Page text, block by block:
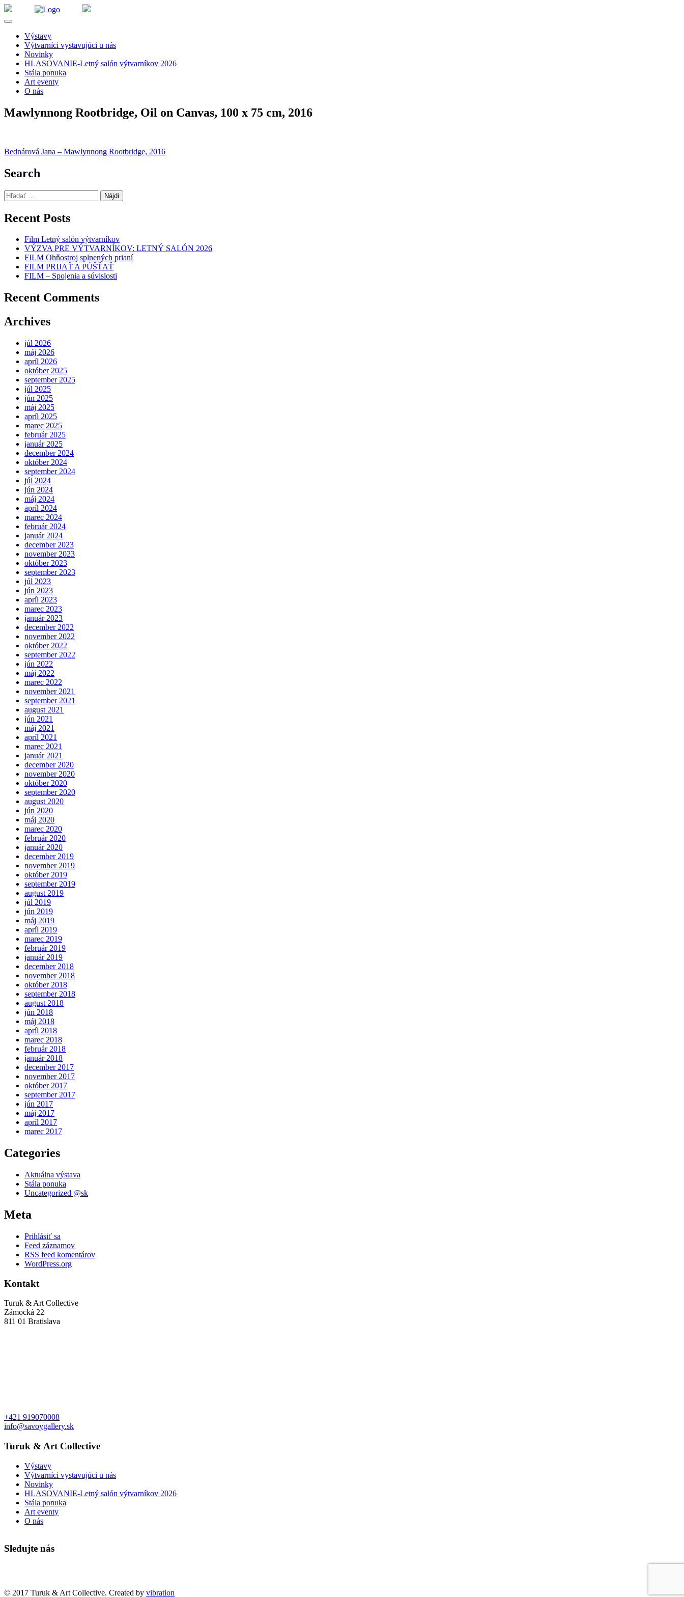
Výstavy
Výtvarníci vystavujúci u nás
Novinky
HLASOVANIE-Letný salón výtvarníkov 2026
Stála ponuka
Art eventy
O nás
Mawlynnong Rootbridge, Oil on Canvas, 100 x 75 cm, 2016
Navigácia
v
článku
Bednárová Jana – Mawlynnong Rootbridge, 2016
Search
Hľadať:
Recent Posts
Film Letný salón výtvarníkov
VÝZVA PRE VÝTVARNÍKOV: LETNÝ SALÓN 2026
FILM Ohňostroj splnených prianí
FILM PRIJAŤ A PÚŠŤAŤ
FILM – Spojenia a súvislosti
Recent Comments
Archives
júl 2026
máj 2026
apríl 2026
október 2025
september 2025
júl 2025
jún 2025
máj 2025
apríl 2025
marec 2025
február 2025
január 2025
december 2024
október 2024
september 2024
júl 2024
jún 2024
máj 2024
apríl 2024
marec 2024
február 2024
január 2024
december 2023
november 2023
október 2023
september 2023
júl 2023
jún 2023
apríl 2023
marec 2023
január 2023
december 2022
november 2022
október 2022
september 2022
jún 2022
máj 2022
marec 2022
november 2021
september 2021
august 2021
jún 2021
máj 2021
apríl 2021
marec 2021
január 2021
december 2020
november 2020
október 2020
september 2020
august 2020
jún 2020
máj 2020
marec 2020
február 2020
január 2020
december 2019
november 2019
október 2019
september 2019
august 2019
júl 2019
jún 2019
máj 2019
apríl 2019
marec 2019
február 2019
január 2019
december 2018
november 2018
október 2018
september 2018
august 2018
jún 2018
máj 2018
apríl 2018
marec 2018
február 2018
január 2018
december 2017
november 2017
október 2017
september 2017
jún 2017
máj 2017
apríl 2017
marec 2017
Categories
Aktuálna výstava
Stála ponuka
Uncategorized @sk
Meta
Prihlásiť sa
Feed záznamov
RSS feed komentárov
WordPress.org
Kontakt
Turuk & Art Collective
Zámocká 22
811 01 Bratislava
+421 919070008
info@savoygallery.sk
Turuk & Art Collective
Výstavy
Výtvarníci vystavujúci u nás
Novinky
HLASOVANIE-Letný salón výtvarníkov 2026
Stála ponuka
Art eventy
O nás
Sledujte nás
© 2017 Turuk & Art Collective. Created by vibration